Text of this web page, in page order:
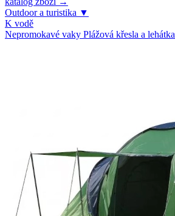
Outdoor a turistika ▼
K vodě
Nepromokavé vaky Plážová křesla a lehátka